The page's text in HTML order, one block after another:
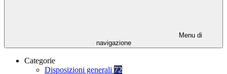
Menu di
navigazione
Categorie
Disposizioni generali 72